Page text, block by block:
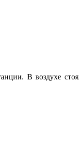
В воздухе